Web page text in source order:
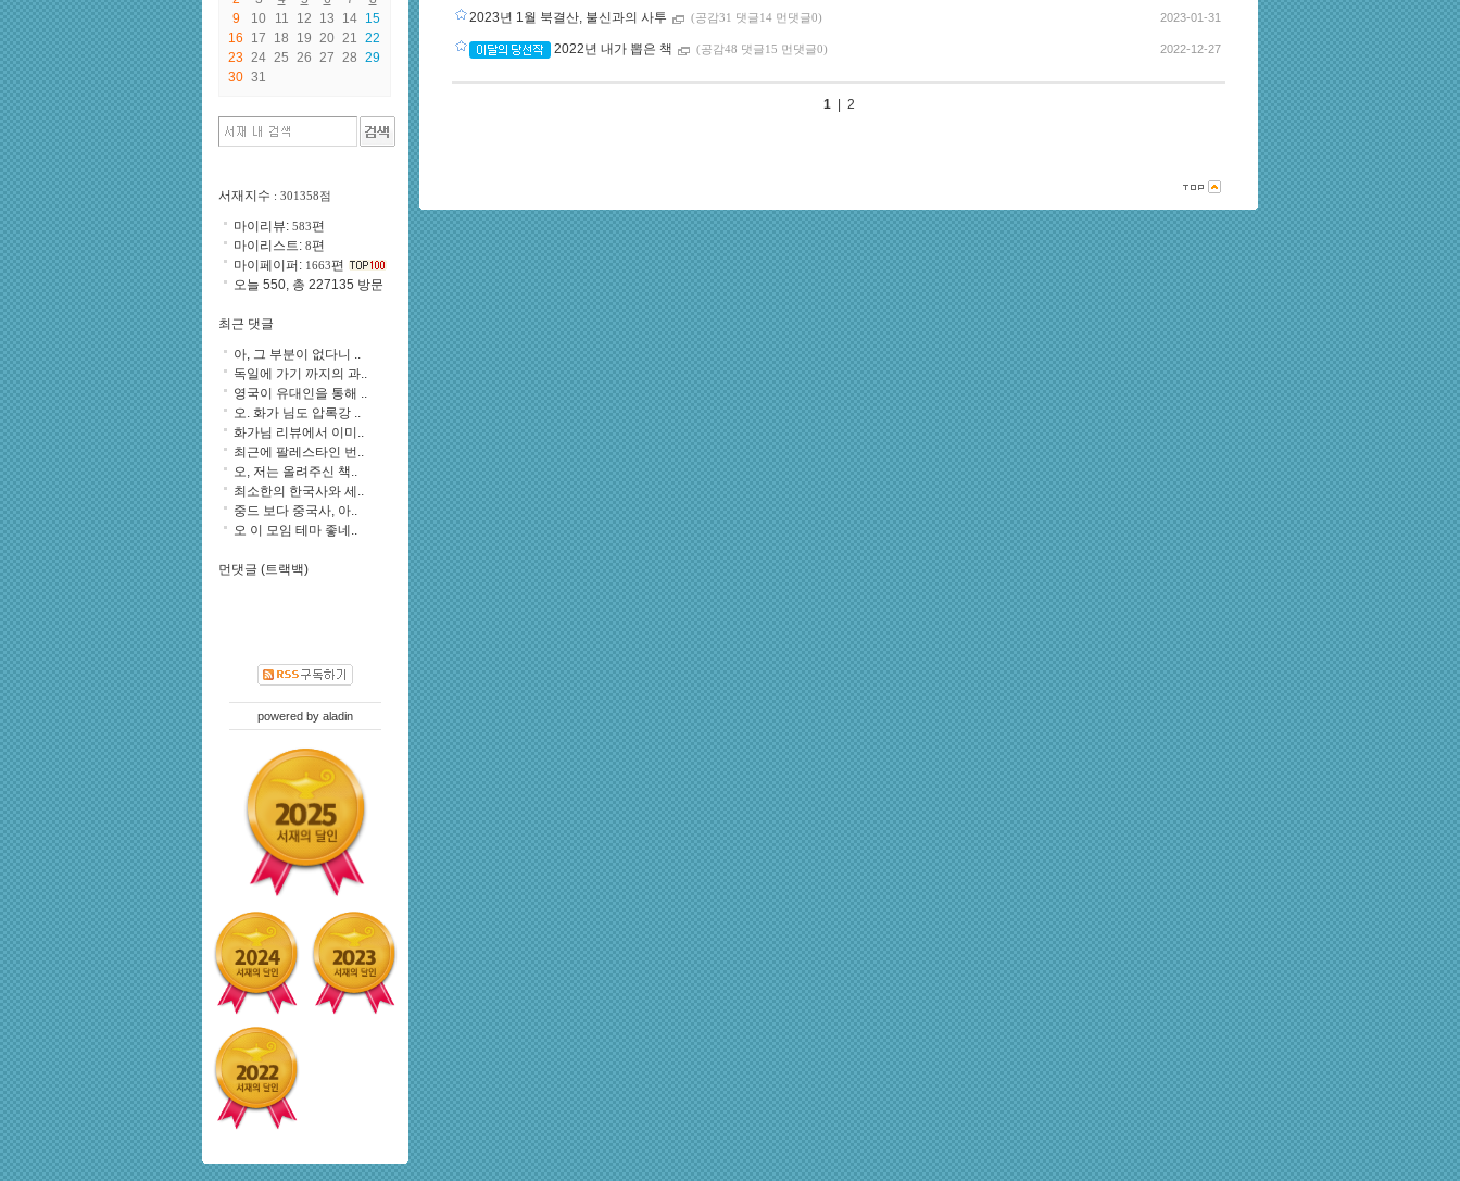
2023년 1월 북결산, 불신과의 사투 (공감31 댓글14 먼댓글0) 2023-01-31
2022년 내가 뽑은 책 (공감48 댓글15 먼댓글0) 2022-12-27
1| 2
9
10 11 12 13 14 15
16
17 18 19 20 21
22
23 24 25 26 27 28 29
30 31
서재지수 : 301358점
마이리뷰: 583편
마이리스트: 8편
마이페이퍼: 1663편
오늘 550, 총 227135 방문
최근 댓글
아, 그 부분이 없다니 ..
독일에 가기 까지의 과..
영국이 유대인을 통해 ..
오. 화가 님도 압록강 ..
화가님 리뷰에서 이미..
최근에 팔레스타인 번..
오, 저는 올려주신 책..
최소한의 한국사와 세..
중드 보다 중국사, 아..
오 이 모임 테마 좋네..
먼댓글 (트랙백)
powered by aladin